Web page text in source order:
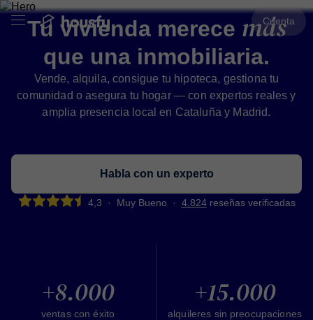
Cuenta
Tu vivienda merece más
que una inmobiliaria.
Vende, alquila, consigue tu hipoteca, gestiona tu
comunidad o asegura tu hogar — con expertos reales y
amplia presencia local en Cataluña y Madrid.
Habla con un experto
4,3 · Muy Bueno · 4.824reseñas verificadas
+8.000
ventas con éxito
+15.000
alquileres sin preocupaciones